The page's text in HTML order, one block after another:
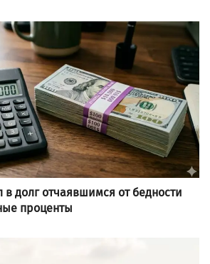
в долг отчаявшимся от бедности
проценты